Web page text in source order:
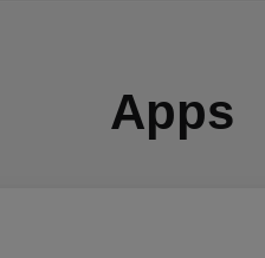
Apps